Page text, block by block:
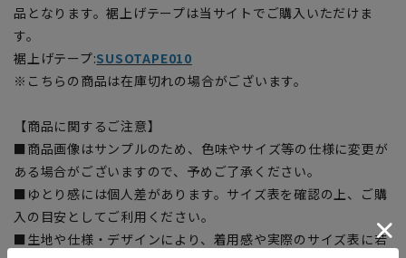
品となります。裾上げテープは当サイトでご購入いただけま
す。
裾上げテープ:SUSOTAPE010
※こちらの商品は在庫切れの場合がございます。
【商品に関するご注意】
■商品画像はサンプルのため、色味やサイズ等の仕様に変更が
ある場合がございますので、予めご了承ください。
■ゆとり感には個人差があります。サイズ表を確認の上、ご購
入の目安としてご利用ください。
■生地や仕様・デザインにより、着用感や実際のサイズ表に若